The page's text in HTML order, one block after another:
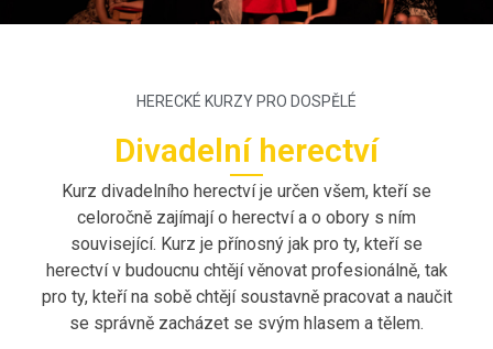
HERECKÉ KURZY PRO DOSPĚLÉ
Divadelní herectví
Kurz divadelního herectví je určen všem, kteří se
celoročně zajímají o herectví a o obory s ním
související. Kurz je přínosný jak pro ty, kteří se
herectví v budoucnu chtějí věnovat profesionálně, tak
pro ty, kteří na sobě chtějí soustavně pracovat a naučit
se správně zacházet se svým hlasem a tělem.